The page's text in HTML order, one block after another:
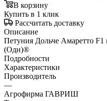
В корзину
Купить в 1 клик
Рассчитать доставку
Описание
Петуния Дольче Амаретто
(Одн)®
Подробности
Характеристики
Производитель
—
Агрофирма ГАВРИШ